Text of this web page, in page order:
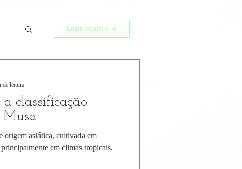
Login/Registre-se
classificação
Musa
origem asiática, cultivada em
em climas tropicais.
de leitura